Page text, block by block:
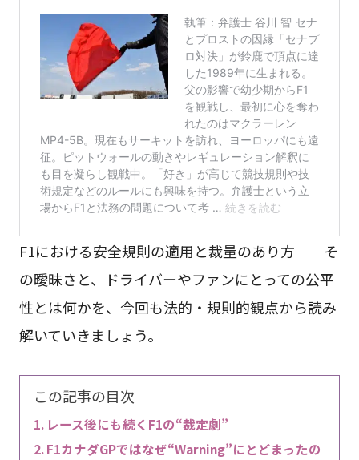
F1における安全規則の適用と裁量のあり方──そ
の曖昧さと、ドライバーやファンにとっての公平
性とは何かを、今回も法的・規則的観点から読み
解いていきましょう。
この記事の目次
レース後にも続くF1の“裁定劇”
F1カナダGPではなぜ“Warning”にとどまったの